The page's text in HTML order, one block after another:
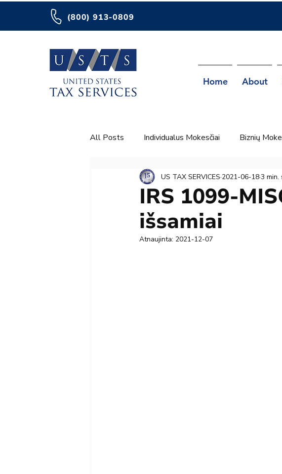
(800) 913-0809
Home About
All Posts Individualus Mokesčiai Biznių
IRS 1099-
išsamiai
US TAX SERVICES 2021-06-183 min.
Atnaujinta: 2021-12-07